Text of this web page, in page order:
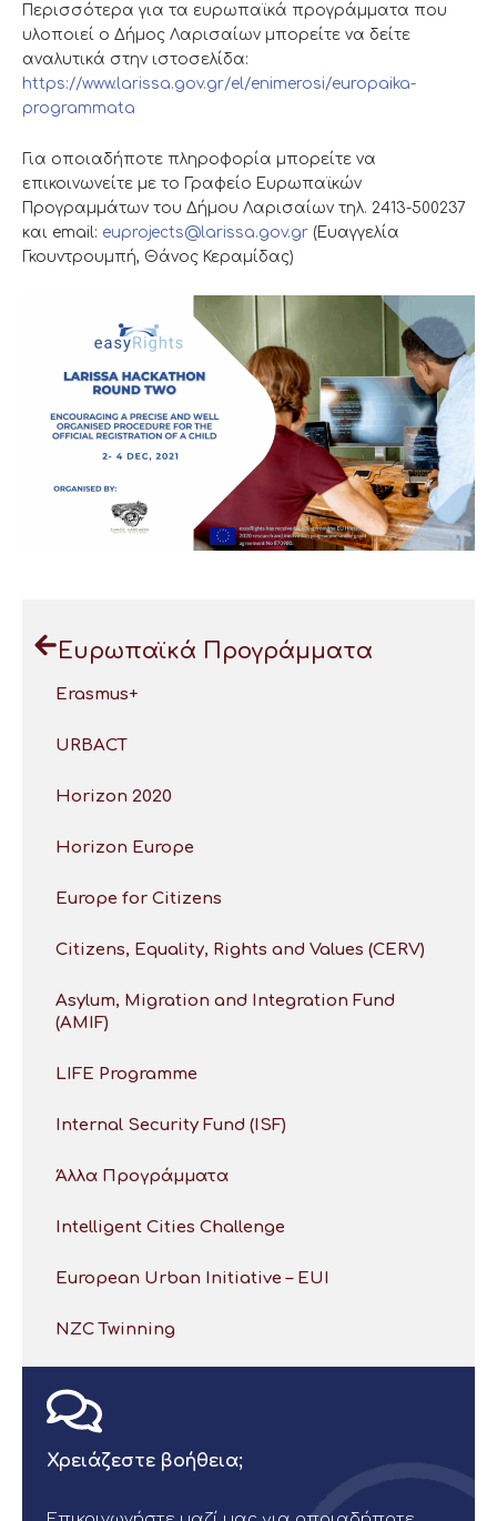
Περισσότερα για τα ευρωπαϊκά προγράμματα που
υλοποιεί ο Δήμος Λαρισαίων μπορείτε να δείτε
αναλυτικά στην ιστοσελίδα:
https://www.larissa.gov.gr/el/enimerosi/europaika-
programmata
Για οποιαδήποτε πληροφορία μπορείτε να
επικοινωνείτε με το Γραφείο Ευρωπαϊκών
Προγραμμάτων του Δήμου Λαρισαίων τηλ. 2413-500237
και email: euprojects@larissa.gov.gr (Ευαγγελία
Γκουντρουμπή, Θάνος Κεραμίδας)
Ευρωπαϊκά Προγράμματα
Erasmus+
URBACT
Horizon 2020
Horizon Europe
Europe for Citizens
Citizens, Equality, Rights and Values (CERV)
Asylum, Migration and Integration Fund
(AMIF)
LIFE Programme
Internal Security Fund (ISF)
Άλλα Προγράμματα
Intelligent Cities Challenge
European Urban Initiative – EUI
NZC Twinning
Χρειάζεστε βοήθεια;